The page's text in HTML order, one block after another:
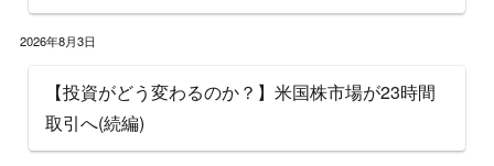
2026年8月3日
【投資がどう変わるのか？】米国株市場が23時間
取引へ(続編)